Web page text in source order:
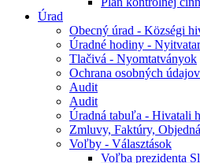
Úrad
Obecný úrad - Községi
Úradné hodiny -
Tlačivá - Nyomtatványok
Ochrana osobných
Audit
Audit
Úradná tabuľa - Hivatali
Zmluvy, Faktúry,
Voľby - Választások
Voľba prezidenta